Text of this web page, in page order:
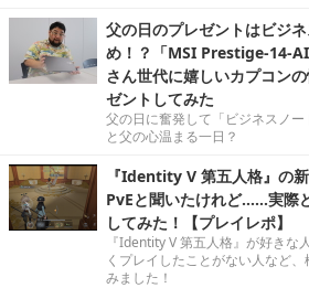
父の日のプレゼントはビジ
め！？「MSI Prestige-14-
さん世代に嬉しいカプコン
ゼントしてみた
父の日に奮発して「ビジネスノ
と父の心温まる一日？
『Identity V 第五人格』の
PvEと聞いたけれど……実際
してみた！【プレイレポ】
『Identity V 第五人格』が好きな
くプレイしたことがない人など
みました！